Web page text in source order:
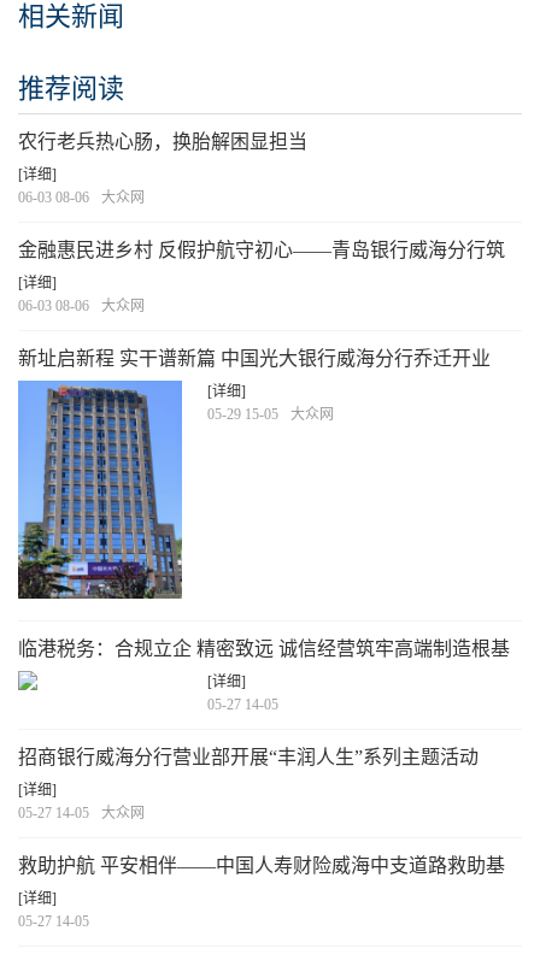
相关新闻
推荐阅读
农行老兵热心肠，换胎解困显担当
[详细]
06-03 08-06
大众网
金融惠民进乡村 反假护航守初心——青岛银行威海分行筑
牢乡村金融安全防线
[详细]
06-03 08-06
大众网
新址启新程 实干谱新篇 中国光大银行威海分行乔迁开业
[详细]
05-29 15-05
大众网
临港税务：合规立企 精密致远 诚信经营筑牢高端制造根基
[详细]
05-27 14-05
招商银行威海分行营业部开展“丰润人生”系列主题活动
[详细]
05-27 14-05
大众网
救助护航 平安相伴——中国人寿财险威海中支道路救助基
金服务站紧急垫付12万元 暖心救助危重伤者
[详细]
05-27 14-05